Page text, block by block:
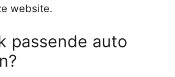
website.
passende auto